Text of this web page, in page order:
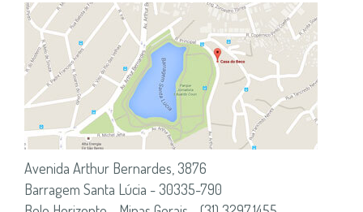
Avenida Arthur Bernardes, 3876
Barragem Santa Lúcia - 30335-790